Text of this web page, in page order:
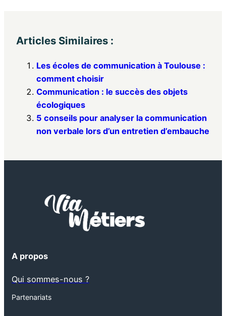
Articles Similaires :
Les écoles de communication à Toulouse :
comment choisir
Communication : le succès des objets
écologiques
5 conseils pour analyser la communication
non verbale lors d’un entretien d’embauche
A propos
Qui sommes-nous ?
Partenariats